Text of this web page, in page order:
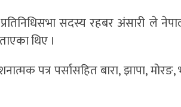
सदस्यरहबर अंसारी ले
थिए ।
पत्र पर्सासहित बारा,